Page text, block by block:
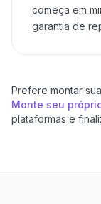
começa em
garantia de
Prefere montar
Monte seu
plataformas e